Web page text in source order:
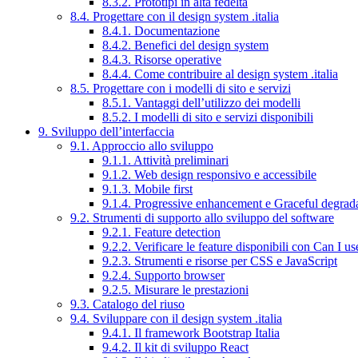
8.4. Progettare con il design system .italia
8.4.1. Documentazione
8.4.2. Benefici del design system
8.4.3. Risorse operative
8.4.4. Come contribuire al design system .italia
8.5. Progettare con i modelli di sito e servizi
8.5.1. Vantaggi dell’utilizzo dei modelli
8.5.2. I modelli di sito e servizi disponibili
9. Sviluppo dell’interfaccia
9.1. Approccio allo sviluppo
9.1.1. Attività preliminari
9.1.2. Web design responsivo e accessibile
9.1.3. Mobile first
9.1.4. Progressive enhancement e Graceful
9.2. Strumenti di supporto allo sviluppo del software
9.2.1. Feature detection
9.2.2. Verificare le feature disponibili con Can I
9.2.3. Strumenti e risorse per CSS e JavaScript
9.2.4. Supporto browser
9.2.5. Misurare le prestazioni
9.3. Catalogo del riuso
9.4. Sviluppare con il design system .italia
9.4.1. Il framework Bootstrap Italia
9.4.2. Il kit di sviluppo React